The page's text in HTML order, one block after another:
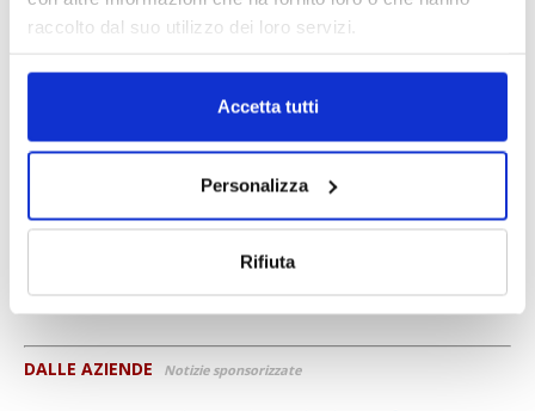
raccolto dal suo utilizzo dei loro servizi.
Accetta tutti
Personalizza
Rifiuta
DALLE AZIENDE Notizie sponsorizzate